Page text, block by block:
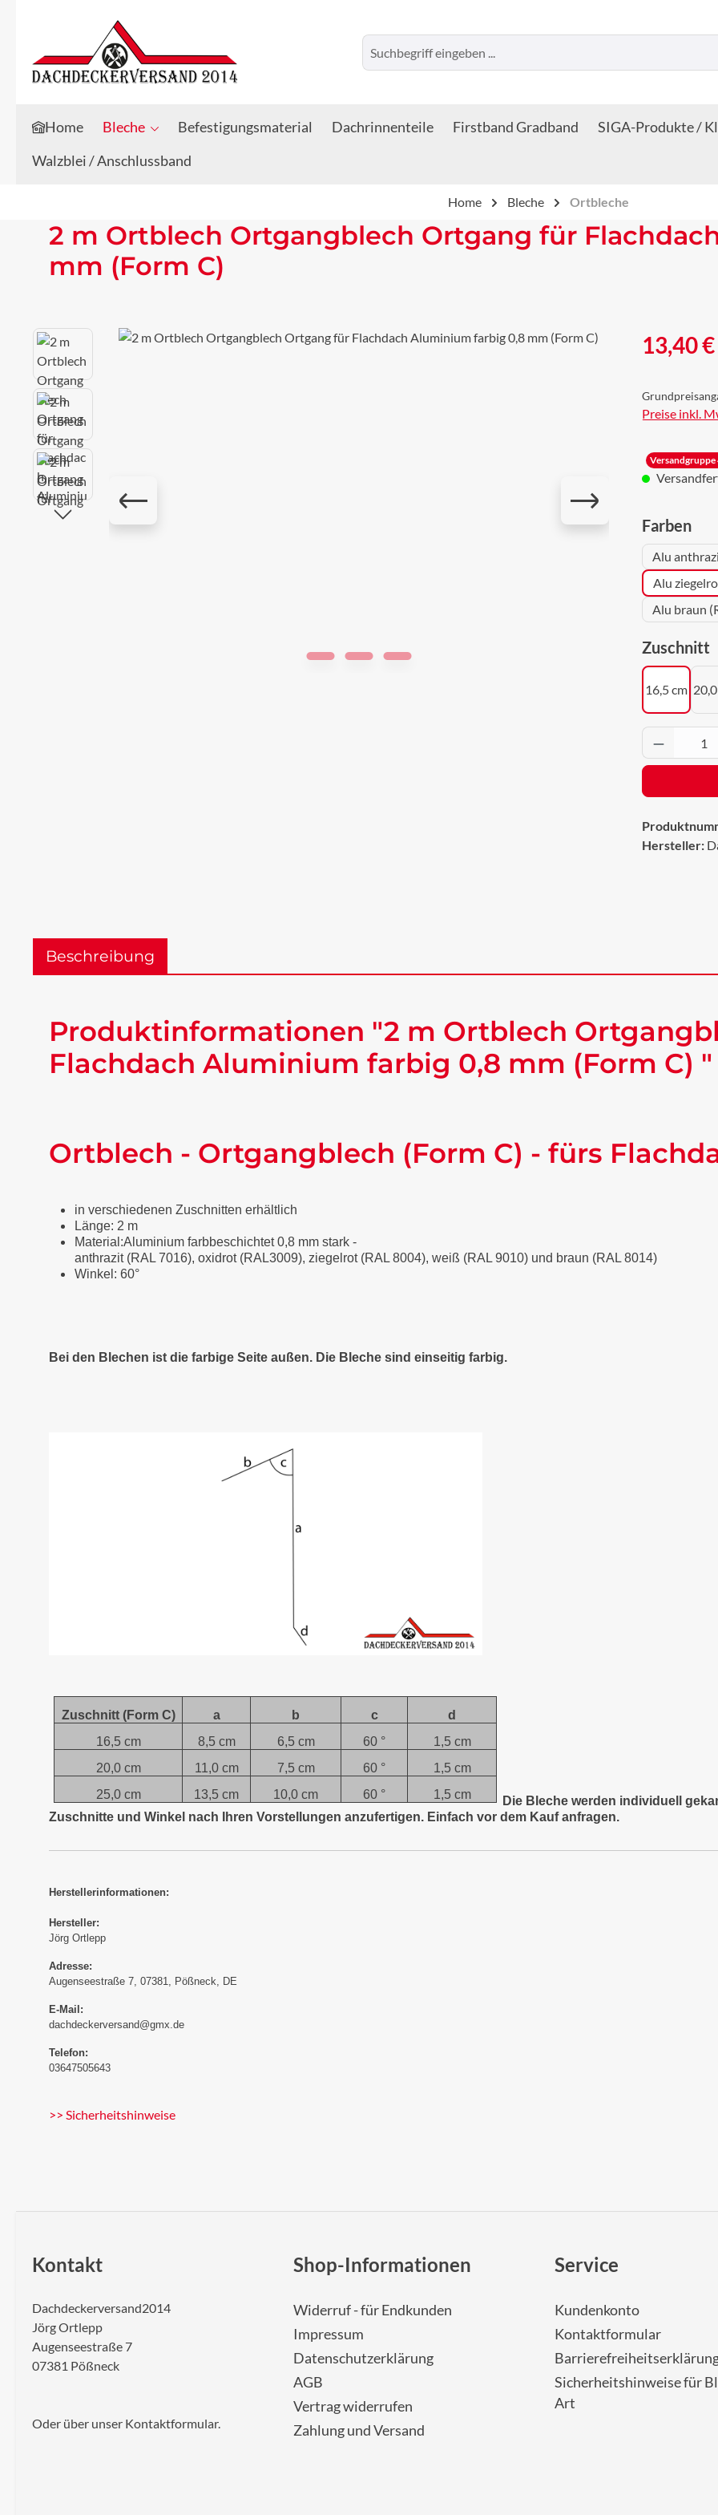
Zum Hauptinhalt springen
Zur Suche springen
Home Bleche Befestigungsmaterial Dachrinnenteile Firstband Gradband
SIGA-Produkte /
Walzblei / Anschlussband
Home Bleche Ortbleche
2 m Ortblech Ortgangblech Ortgang für
mm (Form C)
Bildergalerie überspringen Regulärer
13,40 €
Preise inkl.
Versandgruppe
Farben
Alu
Alu
Alu braun
Zuschnitt
16,5 cm
Hersteller:
Beschreibung
Produktinformationen "2 m Ortblech
Flachdach Aluminium farbig 0,8 mm (Form C) "
Ortblech - Ortgangblech (Form C) - fürs
in verschiedenen Zuschnitten erhältlich
Länge: 2 m
Material:Aluminium farbbeschichtet 0,8 mm stark -
anthrazit (RAL 7016), oxidrot (RAL3009), ziegelrot (RAL 8004), weiß (RAL 9010) und braun (RAL 8014)
Winkel: 60°
Bei den Blechen ist die farbige Seite außen. Die Bleche sind einseitig farbig.
Zuschnitt (Form C) a b c
d
16,5 cm
8,5 cm 6,5 cm 60 °
1,5 cm
20,0 cm
11,0 cm 7,5 cm 60 °
1,5 cm
25,0 cm
13,5 cm 10,0 cm 60 ° 1,5 cm
Die Bleche werden individuell
Zuschnitte und Winkel nach Ihren Vorstellungen anzufertigen. Einfach vor dem Kauf anfragen.
Herstellerinformationen:
Hersteller:
Jörg Ortlepp
Adresse:
Augenseestraße 7, 07381, Pößneck, DE
E-Mail:
dachdeckerversand@gmx.de
Telefon:
03647505643
>> Sicherheitshinweise
Kontakt
Dachdeckerversand2014
Jörg Ortlepp
Augenseestraße 7
07381 Pößneck
Oder über unser Kontaktformular.
Shop-Informationen
Widerruf - für Endkunden
Impressum
Datenschutzerklärung
AGB
Vertrag widerrufen
Zahlung und Versand
Service
Kundenkonto
Kontaktformular
Sicherheitshinweise für
Art